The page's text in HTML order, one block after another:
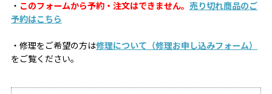
・ このフォームから予約・注文はできません。 売り切れ商品のご
予約はこちら
・修理をご希望の方は修理について（修理お申し込みフォーム）
をご覧ください。